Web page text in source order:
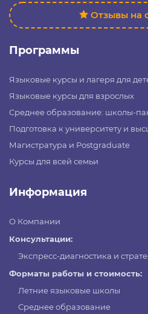
Отзывы на
Программы
Языковые курсы и лагеря для
Языковые курсы для взрослых
Среднее образование: школы-
Подготовка к университету и
Магистратура и Postgraduate
Курсы для всей семьи
Информация
О Компании
Консультации:
Экспресс-диагностика и
Форматы работы и стоимость:
Летние языковые школы
Среднее образование